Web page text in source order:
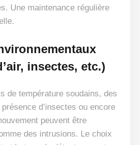
Une maintenance régulière
insectes, etc.)
de température soudains, des
d’insectes ou encore
peuvent être
des intrusions. Le choix